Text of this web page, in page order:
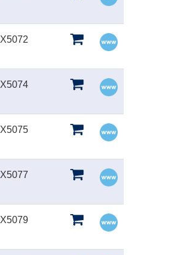
X5072
X5074
X5075
X5077
X5079